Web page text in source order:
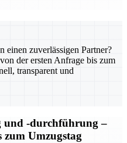
einen zuverlässigen Partner?
der ersten Anfrage bis zum
transparent und
und -durchführung –
zum Umzugstag